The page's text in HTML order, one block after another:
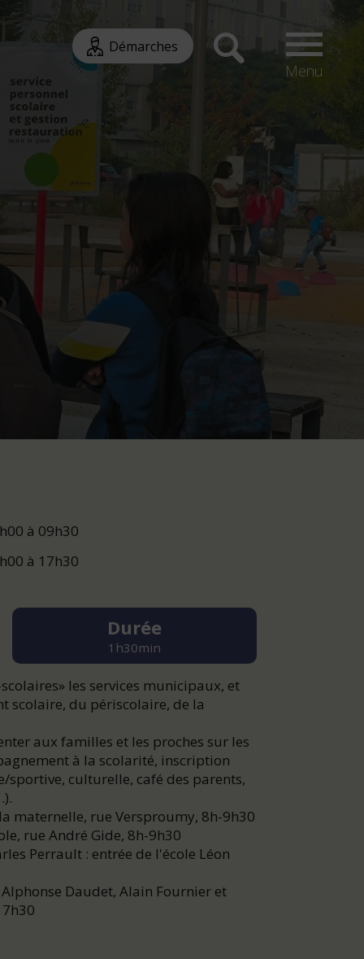
Démarches
Menu
à 09h30
à 17h30
Durée
1h30min
les services municipaux, et
scolaire, du périscolaire, de la
aux familles et les proches sur les
à la scolarité, inscription
culturelle, café des parents,
maternelle, rue Versproumy, 8h-9h30
rue André Gide, 8h-9h30
Perrault : entrée de l'école Léon
Alphonse Daudet, Alain Fournier et